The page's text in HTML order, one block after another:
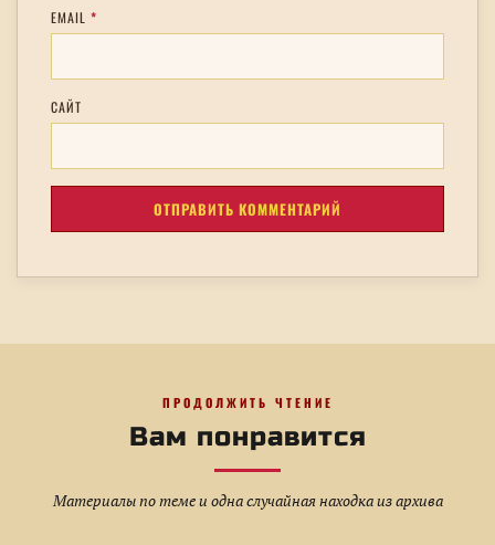
EMAIL *
САЙТ
ПРОДОЛЖИТЬ ЧТЕНИЕ
Вам понравится
Материалы по теме и одна случайная находка из архива